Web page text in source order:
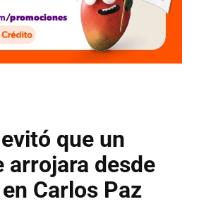
que un
arrojara desde
Carlos Paz